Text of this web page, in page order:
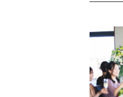
投
稿
ー
シ
ョ
ン